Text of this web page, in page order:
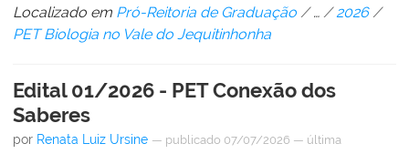
Localizado em Pró-Reitoria de Graduação /… /2026 /
PET Biologia no Vale do Jequitinhonha
Edital 01/2026 - PET Conexão dos
Saberes
por Renata Luiz Ursine — publicado 07/07/2026 — última